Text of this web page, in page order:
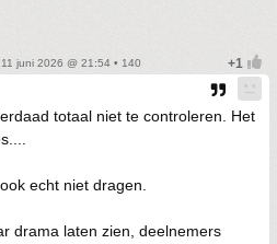
juni 2026 @ 21:54 • 140
totaal niet te controleren. Het
echt niet dragen.
drama laten zien, deelnemers